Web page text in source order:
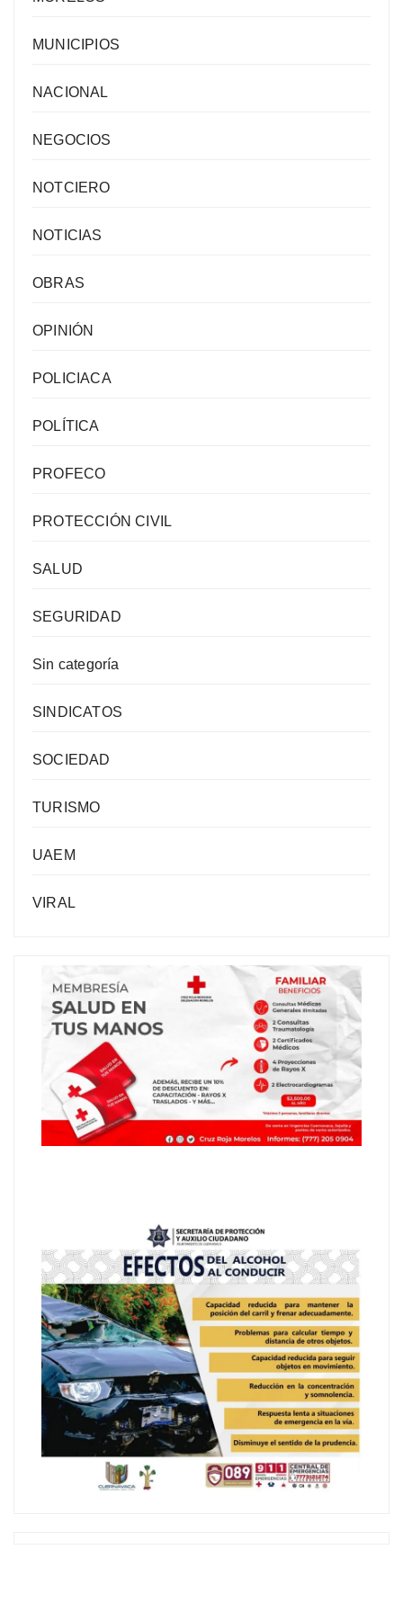
MUNICIPIOS
NACIONAL
NEGOCIOS
NOTCIERO
NOTICIAS
OBRAS
OPINIÓN
POLICIACA
POLÍTICA
PROFECO
PROTECCIÓN CIVIL
SALUD
SEGURIDAD
Sin categoría
SINDICATOS
SOCIEDAD
TURISMO
UAEM
VIRAL